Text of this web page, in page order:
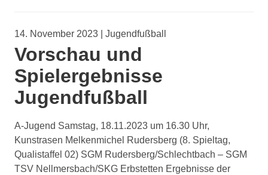
14. November 2023 | Jugendfußball
Vorschau und
Spielergebnisse
Jugendfußball
A-Jugend Samstag, 18.11.2023 um 16.30 Uhr,
Kunstrasen Melkenmichel Rudersberg (8. Spieltag,
Qualistaffel 02) SGM Rudersberg/Schlechtbach – SGM
TSV Nellmersbach/SKG Erbstetten Ergebnisse der